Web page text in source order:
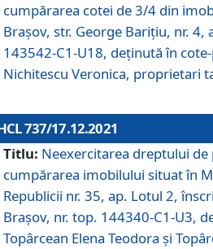
cumpărarea cotei de 3/4 din
Braşov, str. George Barițiu, nr. 4,
143542-C1-U18, deținută în
Nichitescu Veronica, proprietari
737/17.12.2021
Titlu: Neexercitarea dreptului
cumpărarea imobilului situat în
Republicii nr. 35, ap. Lotul 2,
Brașov, nr. top. 144340-C1-U3,
Topârcean Elena Teodora și